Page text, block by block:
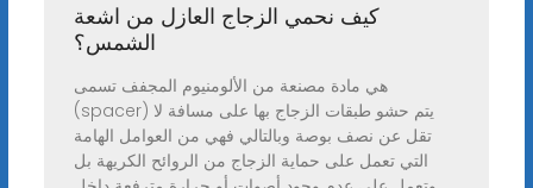
كيف نحمي الزجاج العازل من اشعة
الشمس؟
هي مادة مصنعة من الألومنيوم المجفف تسمى
(spacer) يتم حشو طبقات الزجاج بها على مسافة لا
تقل عن نصف بوصة وبالتالي فهي من العوامل الهامة
التي تعمل على حماية الزجاج من الروائح الكريهة بل